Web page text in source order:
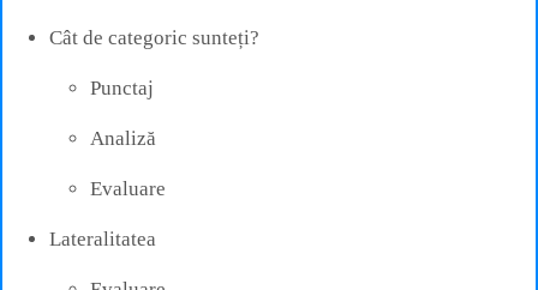
Cât de categoric sunteți?
Punctaj
Analiză
Evaluare
Lateralitatea